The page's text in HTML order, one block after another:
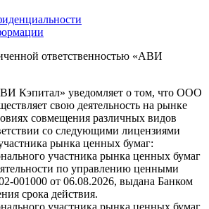
ответственностью «АВИ
Кэпитал» уведомляет о том, что ООО
свою деятельность на рынке
совмещения различных видов
со следующими лицензиями
рынка ценных бумаг:
участника рынка ценных бумаг
по управлению ценными
001000 от 06.08.2026, выдана Банком
срока действия.
участника рынка ценных бумаг